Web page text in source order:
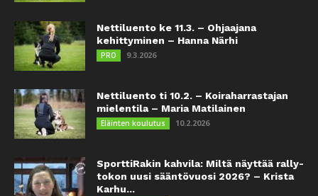
Nettiluento ke 11.3. – Ohjaajana
kehittyminen – Hanna Närhi
PRO 9.3.2026
Nettiluento ti 10.2. – Koiraharrastajan
mielentila – Maria Matilainen
Eläinten koulutus 10.2.2026
SporttiRakin kahvila: Miltä näyttää rally-
tokon uusi sääntövuosi 2026? – Krista
Karhu...